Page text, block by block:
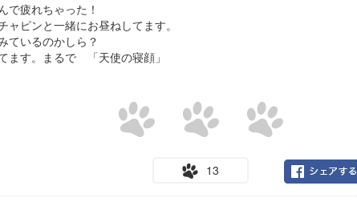
で疲れちゃった！
ャピンと一緒にお昼ねしてます。
ているのかしら？
ます。まるで 「天使の寝顔」
13